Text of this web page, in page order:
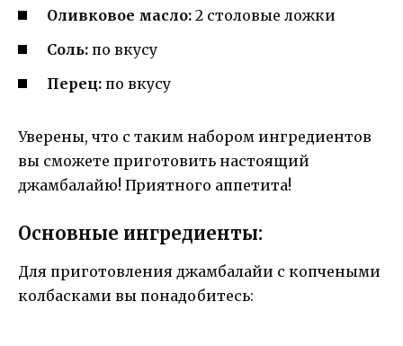
Оливковое масло: 2 столовые ложки
Соль: по вкусу
Перец: по вкусу
Уверены, что с таким набором ингредиентов
вы сможете приготовить настоящий
джамбалайю! Приятного аппетита!
Основные ингредиенты:
Для приготовления джамбалайи с копчеными
колбасками вы понадобитесь: